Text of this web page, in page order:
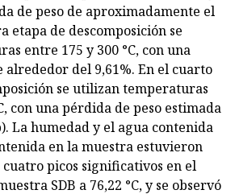
de peso de aproximadamente el
etapa de descomposición se
entre 175 y 300 °C, con una
alrededor del 9,61%. En el cuarto
se utilizan temperaturas
con una pérdida de peso estimada
La humedad y el agua contenida
en la muestra estuvieron
picos significativos en el
SDB a 76,22 °C, y se observó